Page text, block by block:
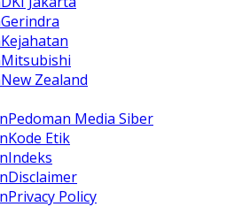
Gerindra
Kejahatan
Mitsubishi
New Zealand
Pedoman Media Siber
Kode Etik
Indeks
Disclaimer
Privacy Policy